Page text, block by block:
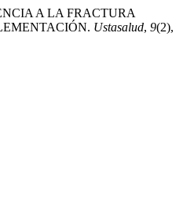
A LA FRACTURA
Ustasalud, 9(2),